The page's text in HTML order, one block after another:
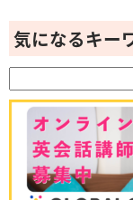
気になるキー